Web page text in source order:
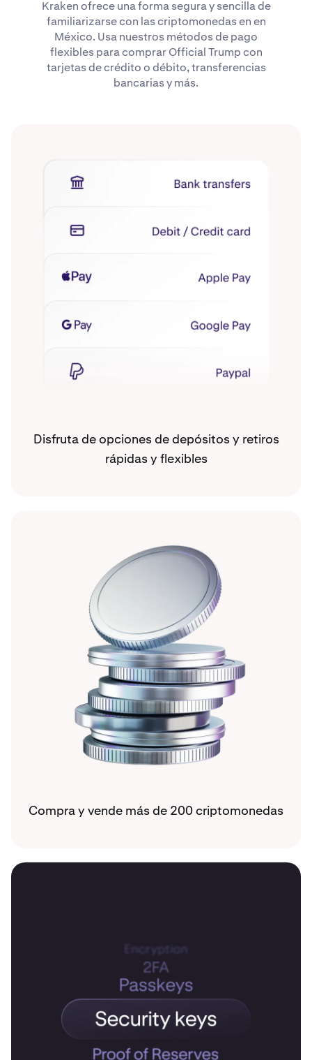
Kraken ofrece una forma segura y sencilla de
familiarizarse con las criptomonedas en en
México. Usa nuestros métodos de pago
flexibles para comprar Official Trump con
tarjetas de crédito o débito, transferencias
bancarias y más.
Disfruta de opciones de depósitos y retiros
rápidas y flexibles
Compra y vende más de 200 criptomonedas